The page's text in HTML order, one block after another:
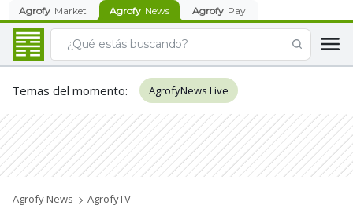
Agrofy Market Agrofy News Agrofy Pay
Temas del momento: AgrofyNews Live
Agrofy News AgrofyTV